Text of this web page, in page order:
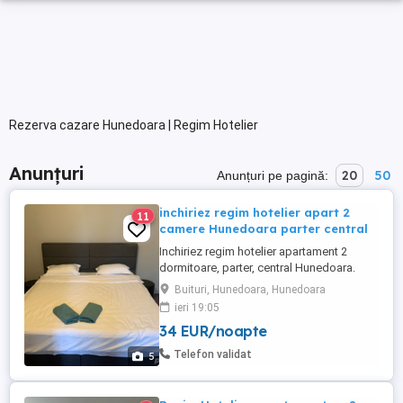
Rezerva cazare Hunedoara | Regim Hotelier
Anunțuri Anunțuri pe pagină: 20 50
5
11
inchiriez regim hotelier apart 2
camere Hunedoara parter central
Inchiriez regim hotelier apartament 2
dormitoare, parter, central Hunedoara.
Zona linistita , langa Kaufland . Aer
conditionat, frigider,plita,Smart Tv. Wifi,
Nu acceptam petreceri sau animale de
companie. Nu se fumeaza in interior. 3-4
persoane, 200lei
Buituri, Hunedoara, Hunedoara
ieri 19:05
34 EUR/noapte
Telefon validat